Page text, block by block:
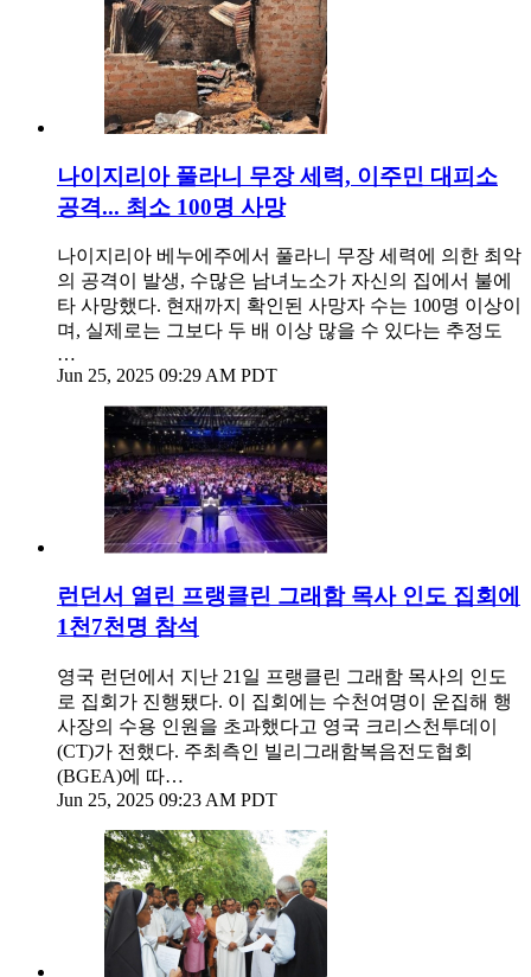
나이지리아 풀라니 무장 세력, 이주민 대피소
공격... 최소 100명 사망
나이지리아 베누에주에서 풀라니 무장 세력에 의한 최악
의 공격이 발생, 수많은 남녀노소가 자신의 집에서 불에
타 사망했다. 현재까지 확인된 사망자 수는 100명 이상이
며, 실제로는 그보다 두 배 이상 많을 수 있다는 추정도
…
Jun 25, 2025 09:29 AM PDT
런던서 열린 프랭클린 그래함 목사 인도 집회에
1천7천명 참석
영국 런던에서 지난 21일 프랭클린 그래함 목사의 인도
로 집회가 진행됐다. 이 집회에는 수천여명이 운집해 행
사장의 수용 인원을 초과했다고 영국 크리스천투데이
(CT)가 전했다. 주최측인 빌리그래함복음전도협회
(BGEA)에 따…
Jun 25, 2025 09:23 AM PDT